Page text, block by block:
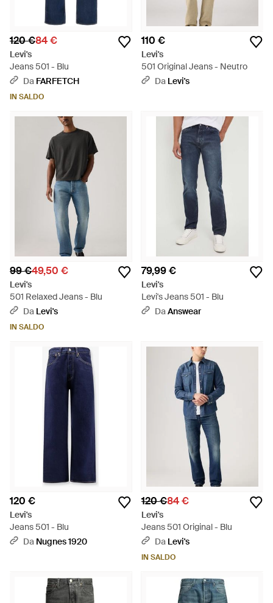
120 €84 €
Levi's
Jeans 501 - Blu
Da FARFETCH
IN SALDO
110 €
Levi's
501 Original Jeans - Neutro
Da Levi's
99 €49,50 €
Levi's
501 Relaxed Jeans - Blu
Da Levi's
IN SALDO
79,99 €
Levi's
Levi's Jeans 501 - Blu
DaAnswear
120 €
Levi's
Jeans 501 - Blu
Da Nugnes 1920
120 €84 €
Levi's
Jeans 501 Original - Blu
Da Levi's
IN SALDO